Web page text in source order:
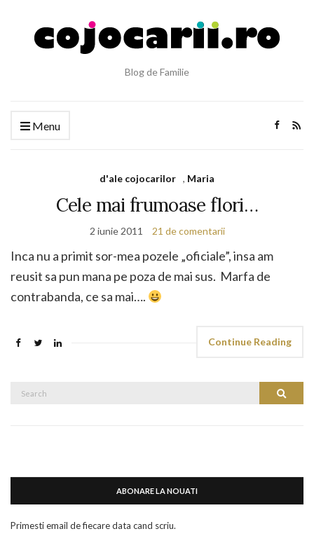
Blog de Familie
Menu
d'ale cojocarilor , Maria
Cele mai frumoase flori…
2 iunie 2011 21 de comentarii
Inca nu a primit sor-mea pozele „oficiale”, insa am
reusit sa pun mana pe poza de mai sus. Marfa de
contrabanda, ce sa mai….
Continue Reading
Search
ABONARE LA NOUATI
Primesti email de fiecare data cand scriu.